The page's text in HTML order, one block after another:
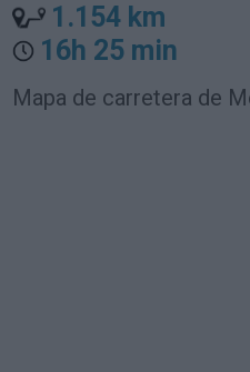
1.154 km
16h 25 min
Mapa de carretera de